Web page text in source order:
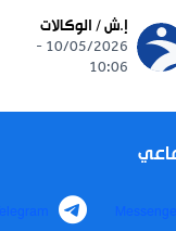
10/05/2026 -
تابعنا على
Google news
Telegram